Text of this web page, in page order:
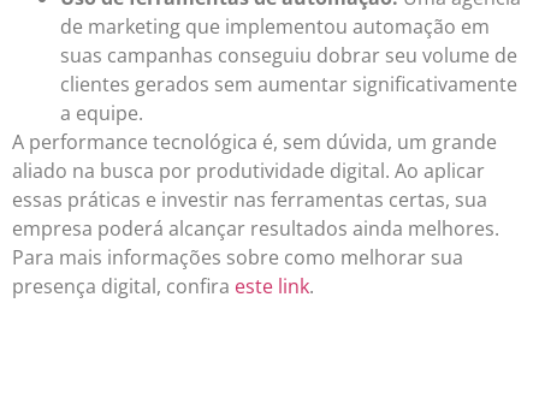
de marketing que implementou automação em
suas campanhas conseguiu dobrar seu volume de
clientes gerados sem aumentar significativamente
a equipe.
A performance tecnológica é, sem dúvida, um grande
aliado na busca por produtividade digital. Ao aplicar
essas práticas e investir nas ferramentas certas, sua
empresa poderá alcançar resultados ainda melhores.
Para mais informações sobre como melhorar sua
presença digital, confira este link.